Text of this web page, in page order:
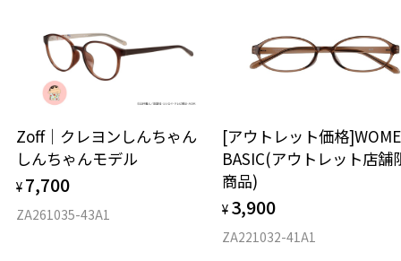
※数量限定のため、なくなり次第終了となります。
Zoff | STUDIO SEVEN 特設ページはこちら
お持ちのZoffメガネサイズを確認するには？
仕上がり寸法
D 仕上がりの横幅：約140mm
きます。
※保証期間内に交換が行われた場合、保証期間は初期の期間から
延長されません。
安心2 視力測定無料
視力の変化を早めに発見するために、定期的な視
力測定をおすすめいたします。
安心3 かかり具合調整無料
談ください。
＜メガネの度数情報がわからない方へ＞
オンラインストアでフレームのみ購入して、
実店舗で度付きにできます
ご購入時に「レンズ交換券」をお選びいただくと、実店舗で
度数を測定のうえ、度付きレンズ（標準セットレンズ）へ無
Zoff｜クレヨンしんちゃん
しんちゃんモデル
¥ 7,700
ZA261035-43A1
[アウトレット価格
BASIC(アウトレット店舗
商品)
¥ 3,900
ZA221032-41A1